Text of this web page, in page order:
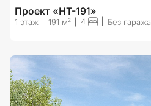
Проект «HT-191»
1 этаж 191 м 2 4 Без гаража